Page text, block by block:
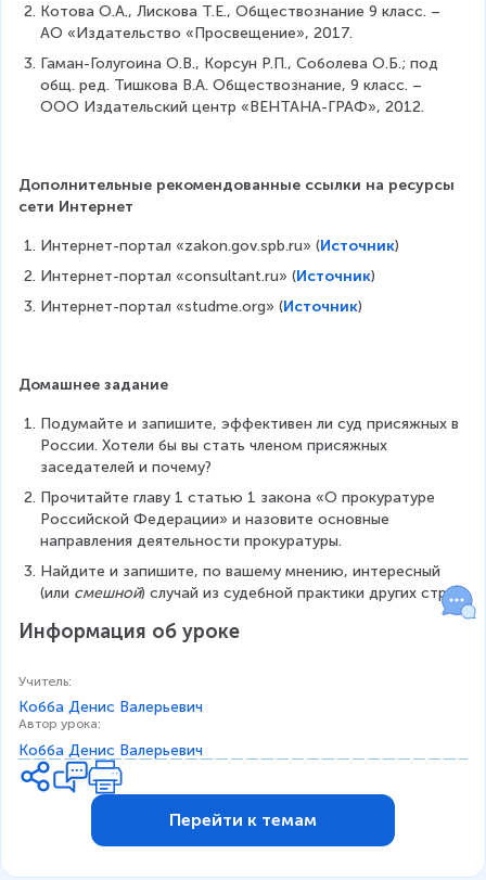
Котова О.А., Лискова Т.Е., Обществознание 9 класс. –
АО «Издательство «Просвещение», 2017.
Гаман-Голугоина O.B., Корсун Р.П., Соболева О.Б.; под
общ. ред. Тишкова В.А. Обществознание, 9 класс. –
ООО Издательский центр «ВЕНТАНА-ГРАФ», 2012.
Дополнительные рекомендованные ссылки на ресурсы
сети Интернет
Интернет-портал «zakon.gov.spb.ru» (Источник)
Интернет-портал «consultant.ru» (Источник)
Интернет-портал «studme.org» (Источник)
Домашнее задание
Подумайте и запишите, эффективен ли суд присяжных в
России. Хотели бы вы стать членом присяжных
заседателей и почему?
Прочитайте главу 1 статью 1 закона «О прокуратуре
Российской Федерации» и назовите основные
направления деятельности прокуратуры.
Найдите и запишите, по вашему мнению, интересный
(или смешной) случай из судебной практики других стран.
Информация об уроке
Учитель:
Кобба Денис Валерьевич
Автор урока:
Кобба Денис Валерьевич
Перейти к темам